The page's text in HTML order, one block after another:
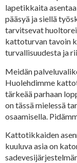
lapetikkaita
pääsyä ja siellä
tarvitsevat
kattoturvan tavoin
turvallisuudesta ja
Meidän
Huolehdimme
tärkeää parhaan
on tässä mielessä
osaamisella.
Kattotikkaiden
kuuluva asia on